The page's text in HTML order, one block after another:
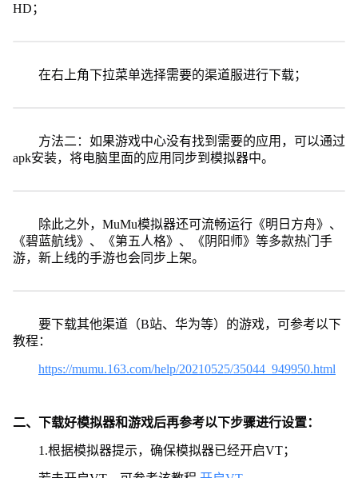
HD；
在右上角下拉菜单选择需要的渠道服进行下载；
方法二：如果游戏中心没有找到需要的应用，可以通过
apk安装，将电脑里面的应用同步到模拟器中。
除此之外，MuMu模拟器还可流畅运行《明日方舟》、
《碧蓝航线》、《第五人格》、《阴阳师》等多款热门手
游，新上线的手游也会同步上架。
要下载其他渠道（B站、华为等）的游戏，可参考以下
教程：
https://mumu.163.com/help/20210525/35044_949950.html
二、下载好模拟器和游戏后再参考以下步骤进行设置：
1.根据模拟器提示，确保模拟器已经开启VT；